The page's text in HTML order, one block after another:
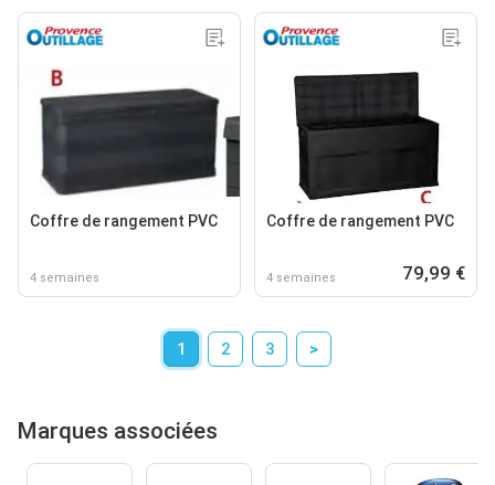
Coffre de rangement PVC
4 semaines
Coffre de rangement PVC
4 semaines 79,99 €
1 2 3 >
Marques associées